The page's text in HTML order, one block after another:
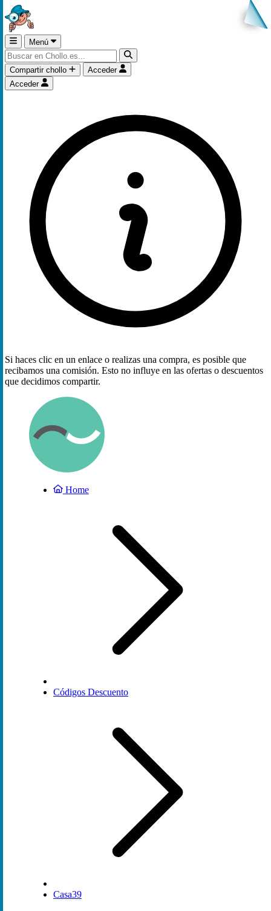
Menú
Compartir chollo
Acceder
Acceder
Si haces clic en un enlace o realizas una compra, es posible que
recibamos una comisión. Esto no influye en las ofertas o descuentos
que decidimos compartir.
Home
Códigos Descuento
Casa39